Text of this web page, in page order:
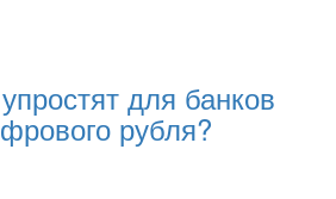
для банков
рубля?